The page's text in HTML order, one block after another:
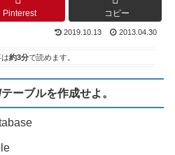
Pinterest コピー
2019.10.13 2013.04.30
約3分で読めます。
ーブルを作成せよ。